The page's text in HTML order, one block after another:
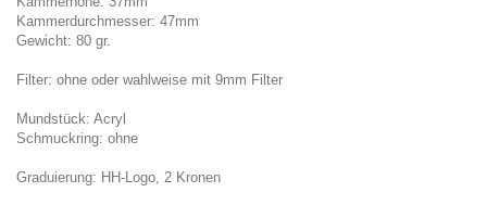
Kammerdurchmesser: 47mm
Gewicht: 80 gr.
Filter: ohne oder wahlweise mit 9mm Filter
Mundstück: Acryl
Schmuckring: ohne
Graduierung: HH-Logo, 2 Kronen